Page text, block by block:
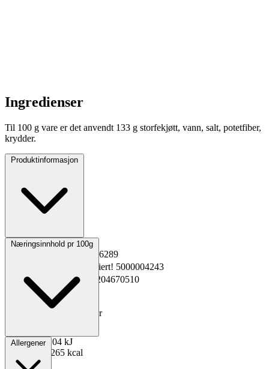
Ingredienser
Til 100 g vare er det anvendt 133 g storfekjøtt, vann, salt, potetfiber,
krydder.
Produktinformasjon
Opprinnelsesland NA
5046289
Kopiert! 5000004243
GTIN
Kopiert! 7037204670510
Vekt pakning
10 kg
Oppbevaring 0 til 4°C
25 dager
Næringsinnhold pr 100g
Energi kJ 1104 kJ
265 kcal
Fett 18 g
Allergener